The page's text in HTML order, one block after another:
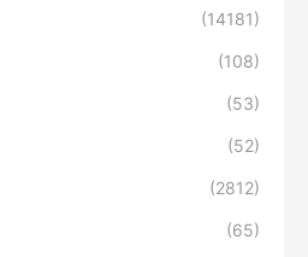
(14181)
(108)
(53)
(52)
(2812)
(65)